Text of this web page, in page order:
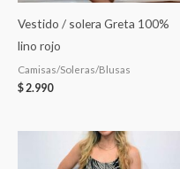
Vestido / solera Greta 100%
lino rojo
Camisas/Soleras/Blusas
$ 2.990